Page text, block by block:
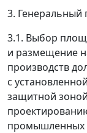
3. Генеральный
3.1. Выбор
и размещение
производств
с
защитной
промышленных